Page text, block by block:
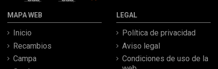
MAPA WEB
Inicio
Recambios
Campa
LEGAL
Política de privacidad
Aviso legal
Condiciones de uso de la